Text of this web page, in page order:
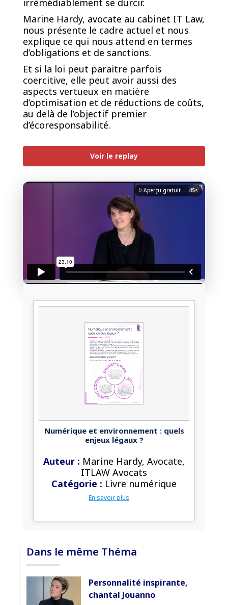
Marine Hardy, avocate au cabinet IT Law,
nous présente le cadre actuel et nous
explique ce qui nous attend en termes
d’obligations et de sanctions.
Et si la loi peut paraitre parfois
coercitive, elle peut avoir aussi des
aspects vertueux en matière
d’optimisation et de réductions de coûts,
au delà de l’objectif premier
d’écoresponsabilité.
Voir le replay
Aperçu gratuit — 45s
PREMIUM
charte de confidentialité
du Monde
Débloquer la vidéo
Accès sécurisé
Pas encore abonné ? Découvrir nos offres
→
Numérique et environnement : quels
enjeux légaux ?
Auteur : Marine Hardy, Avocate,
ITLAW Avocats
Catégorie : Livre numérique
En savoir plus
Dans le même Théma
Personnalité inspirante,
chantal Jouanno